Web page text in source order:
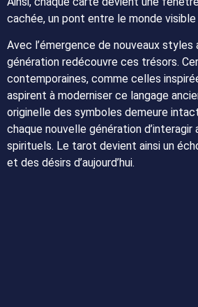
cachée, un pont entre le monde visible
Avec l’émergence de nouveaux
génération redécouvre ces trésors.
contemporaines, comme celles
aspirent à moderniser ce langage
originelle des symboles demeure
chaque nouvelle génération
spirituels. Le tarot devient ainsi un
et des désirs d’aujourd’hui.